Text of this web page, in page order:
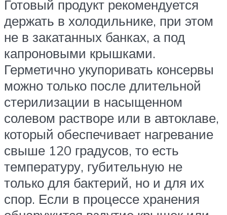
Готовый продукт рекомендуется
держать в холодильнике, при этом
не в закатанных банках, а под
капроновыми крышками.
Герметично укупоривать консервы
можно только после длительной
стерилизации в насыщенном
солевом растворе или в автоклаве,
который обеспечивает нагревание
свыше 120 градусов, то есть
температуру, губительную не
только для бактерий, но и для их
спор. Если в процессе хранения